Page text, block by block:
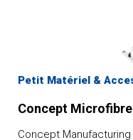
Petit Matériel &
Concept
Concept Manufacturing